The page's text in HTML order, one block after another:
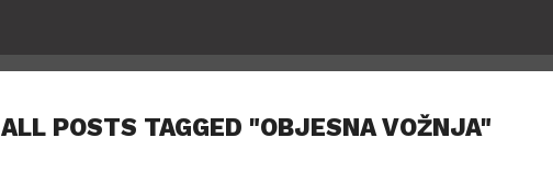
ALL POSTS TAGGED "OBJESNA VOŽNJA"